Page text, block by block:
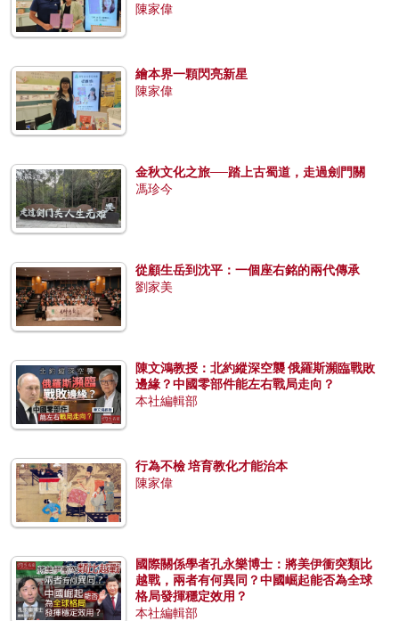
陳家偉
繪本界一顆閃亮新星
陳家偉
金秋文化之旅──踏上古蜀道，走過劍門關
馮珍今
從顧生岳到沈平：一個座右銘的兩代傳承
劉家美
陳文鴻教授：北約縱深空襲 俄羅斯瀕臨戰敗
邊緣？中國零部件能左右戰局走向？
本社編輯部
行為不檢 培育教化才能治本
陳家偉
國際關係學者孔永樂博士：將美伊衝突類比
越戰，兩者有何異同？中國崛起能否為全球
格局發揮穩定效用？
本社編輯部